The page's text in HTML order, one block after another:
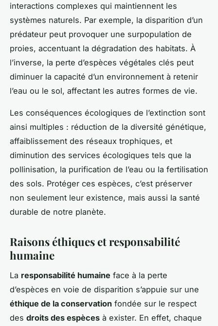
interactions complexes qui maintiennent les
systèmes naturels. Par exemple, la disparition d’un
prédateur peut provoquer une surpopulation de
proies, accentuant la dégradation des habitats. À
l’inverse, la perte d’espèces végétales clés peut
diminuer la capacité d’un environnement à retenir
l’eau ou le sol, affectant les autres formes de vie.
Les conséquences écologiques de l’extinction sont
ainsi multiples : réduction de la diversité génétique,
affaiblissement des réseaux trophiques, et
diminution des services écologiques tels que la
pollinisation, la purification de l’eau ou la fertilisation
des sols. Protéger ces espèces, c’est préserver
non seulement leur existence, mais aussi la santé
durable de notre planète.
Raisons éthiques et responsabilité
humaine
La responsabilité humaine face à la perte
d’espèces en voie de disparition s’appuie sur une
éthique de la conservation fondée sur le respect
des droits des espèces à exister. En effet, chaque